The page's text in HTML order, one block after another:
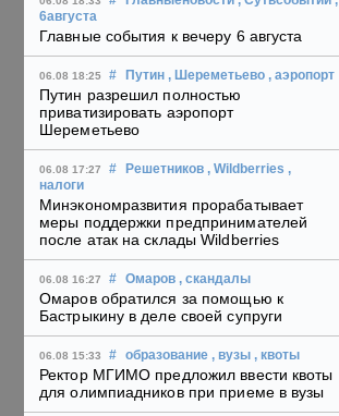
6августа
Главные события к вечеру 6 августа
06.08 18:25 # Путин , Шереметьево , аэропорт
Путин разрешил полностью
приватизировать аэропорт
Шереметьево
06.08 17:27 # Решетников , Wildberries ,
налоги
Минэкономразвития прорабатывает
меры поддержки предпринимателей
после атак на склады Wildberries
06.08 16:27 # Омаров , скандалы
Омаров обратился за помощью к
Бастрыкину в деле своей супруги
06.08 15:33 # образование , вузы , квоты
Ректор МГИМО предложил ввести квоты
для олимпиадников при приеме в вузы